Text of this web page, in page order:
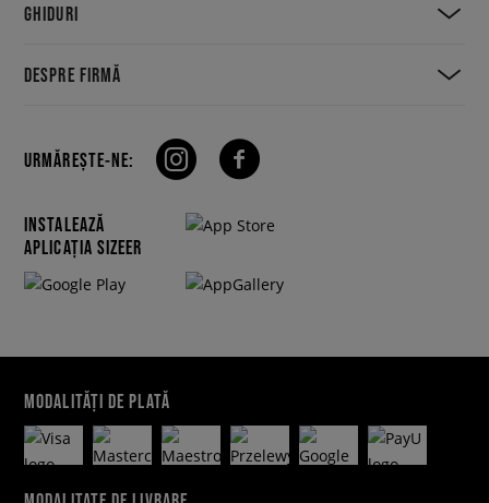
GHIDURI
DESPRE FIRMĂ
URMĂREȘTE-NE:
INSTALEAZĂ
APLICAȚIA SIZEER
MODALITĂȚI DE PLATĂ